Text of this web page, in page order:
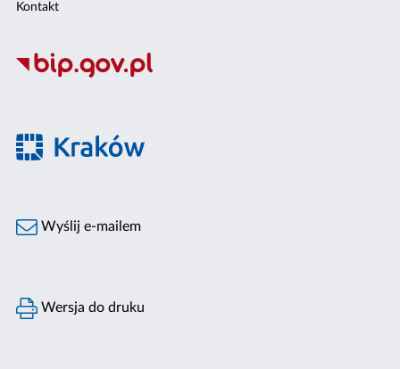
Kontakt
Wyślij e-mailem
Wersja do druku